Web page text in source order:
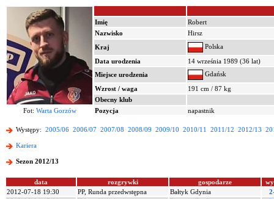
Imię
Robert
Nazwisko
Hirsz
Kraj
Polska
Data urodzenia
14 września 1989 (36 lat)
Miejsce urodzenia
Gdańsk
Wzrost / waga
191 cm / 87 kg
Obecny klub
Fot: Warta Gorzów Pozycja napastnik
Występy: 2005/06 2006/07 2007/08 2008/09 2009/10 2010/11 2011/12 2012/13
Kariera
Sezon 2012/13
data rozgrywki gospodarze
2012-07-18 19:30
PP, Runda przedwstępna Bałtyk Gdynia